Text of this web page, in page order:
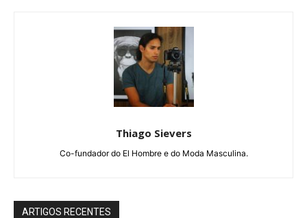
Thiago Sievers
Co-fundador do El Hombre e do Moda Masculina.
ARTIGOS RECENTES